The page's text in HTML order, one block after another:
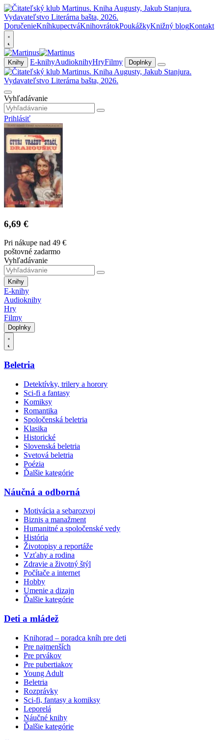
DoručenieKníhkupectváKnihovrátokPoukážkyKnižný blogKontakt
Knihy E-knihyAudioknihyHryFilmy Doplnky
Vyhľadávanie
Prihlásiť
6,69 €
Pri nákupe nad 49 €
poštovné zadarmo
Vyhľadávanie
Knihy
E-knihy
Audioknihy
Hry
Filmy
Doplnky
Beletria
Detektívky, trilery a horory
Sci-fi a fantasy
Komiksy
Romantika
Spoločenská beletria
Klasika
Historické
Slovenská beletria
Svetová beletria
Poézia
Ďalšie kategórie
Náučná a odborná
Motivácia a sebarozvoj
Biznis a manažment
Humanitné a spoločenské vedy
História
Životopisy a reportáže
Vzťahy a rodina
Zdravie a životný štýl
Počítače a internet
Hobby
Umenie a dizajn
Ďalšie kategórie
Deti a mládež
Knihorad – poradca kníh pre deti
Pre najmenších
Pre prvákov
Pre pubertiakov
Young Adult
Beletria
Rozprávky
Sci-fi, fantasy a komiksy
Leporelá
Náučné knihy
Ďalšie kategórie